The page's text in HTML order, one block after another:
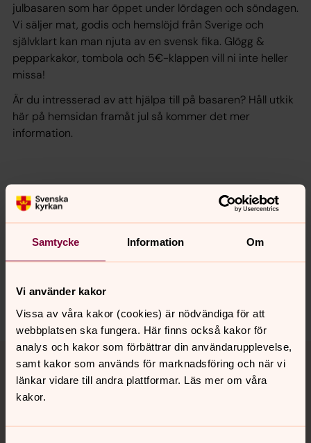
Samtycke Information Om
Vi använder kakor
Vissa av våra kakor (cookies) är nödvändiga för att
webbplatsen ska fungera. Här finns också kakor för
analys och kakor som förbättrar din användarupplevelse,
samt kakor som används för marknadsföring och när vi
länkar vidare till andra plattformar. Läs mer om våra
kakor.
julbasaren som har öppet under lördagen och söndagen.
Vi säljer mat, godis och hemslöjd från Sverige och
självklart kan man njuta av en svensk fika. Glögg &
pepparkakor, tombola och 5€-klappen vill ni inte heller
missa!
Är du intresserad av att hjälpa till på basaren? Håll utkik
här på hemsidan framåt jul så kommer det mer
information.
Senast ändrad 4 mars 2026
Synpunkter eller frågor på sidans
Tillbaka till toppen
Tillbaka till innehållet